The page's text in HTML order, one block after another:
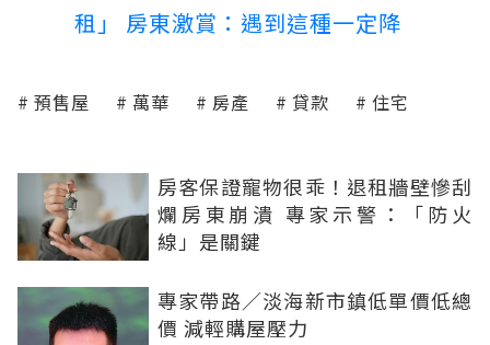
租」 房東激賞：遇到這種一定降
預售屋 萬華 房產 貸款 住宅
房客保證寵物很乖！退租牆壁慘刮
爛房東崩潰 專家示警：「防火
線」是關鍵
專家帶路／淡海新市鎮低單價低總
價 減輕購屋壓力